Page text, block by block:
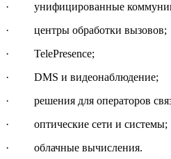
· унифицированные
· центры обработки вызовов;
· TelePresence;
· DMS и видеонаблюдение;
· решения для операторов
· оптические сети и системы;
· облачные вычисления.